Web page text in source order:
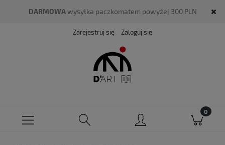
DARMOWAwysyłka paczkomatem powyżej 300 PLN
Zarejestruj się Zaloguj się